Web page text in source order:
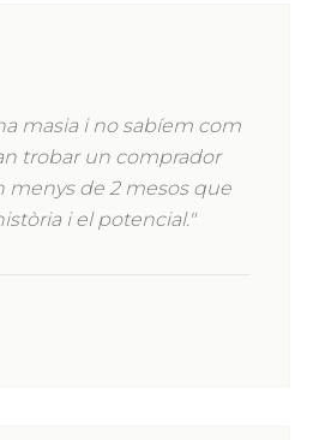
masia i no sabíem com
trobar un comprador
menys de 2 mesos que
i el potencial."